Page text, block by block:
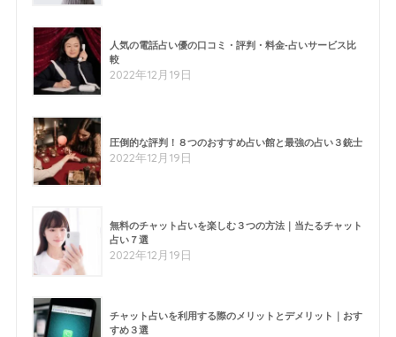
人気の電話占い優の口コミ・評判・料金-占いサービス比
較
2022年12月19日
圧倒的な評判！８つのおすすめ占い館と最強の占い３銃士
2022年12月19日
無料のチャット占いを楽しむ３つの方法｜当たるチャット
占い７選
2022年12月19日
チャット占いを利用する際のメリットとデメリット｜おす
すめ３選